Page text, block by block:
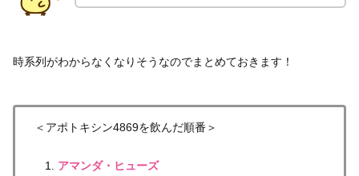
時系列がわからなくなりそうなのでまとめておきます！
＜アポトキシン4869を飲んだ順番＞
アマンダ・ヒューズ